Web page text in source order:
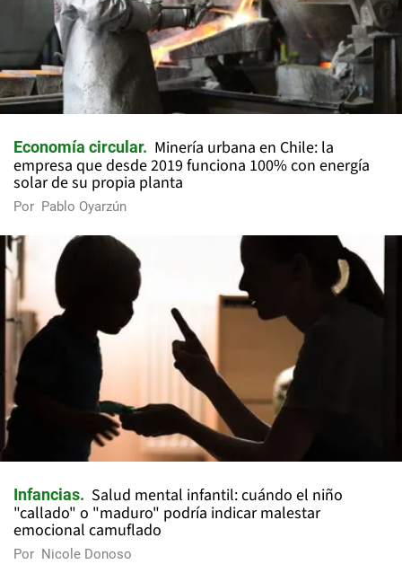
Economía circular
Minería urbana en Chile: la
empresa que desde 2019 funciona 100% con energía
solar de su propia planta
Por Pablo Oyarzún
Infancias
Salud mental infantil: cuándo el niño
"callado" o "maduro" podría indicar malestar
emocional camuflado
Por Nicole Donoso